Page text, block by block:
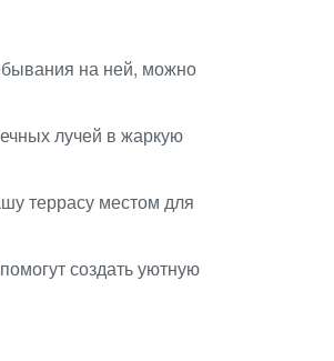
на ней, можно
лучей в жаркую
террасу местом для
создать уютную